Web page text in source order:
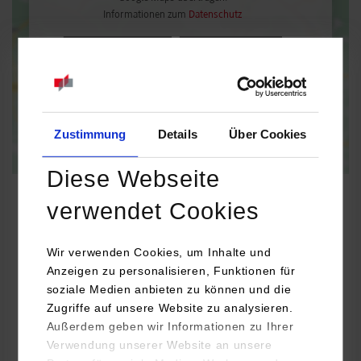
Zustimmung Details Über Cookies
Diese Webseite
verwendet Cookies
Wir verwenden Cookies, um Inhalte und
Anzeigen zu personalisieren, Funktionen für
soziale Medien anbieten zu können und die
Zugriffe auf unsere Website zu analysieren.
Außerdem geben wir Informationen zu Ihrer
Verwendung unserer Website an unsere
Informationen zum Datenschutz
IPTG Ingenieure GmbH
Am Joachimsberg 10 - 12
71083 Herrenberg